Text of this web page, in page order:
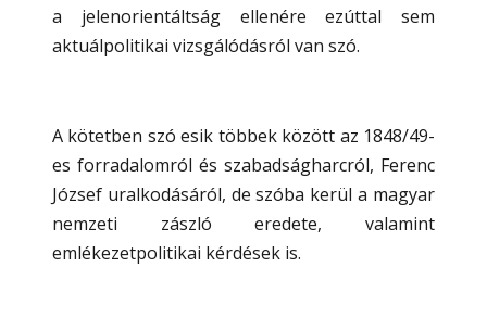
a jelenorientáltság ellenére ezúttal sem
aktuálpolitikai vizsgálódásról van szó.
A kötetben szó esik többek között az 1848/49-
es forradalomról és szabadságharcról, Ferenc
József uralkodásáról, de szóba kerül a magyar
nemzeti zászló eredete, valamint
emlékezetpolitikai kérdések is.